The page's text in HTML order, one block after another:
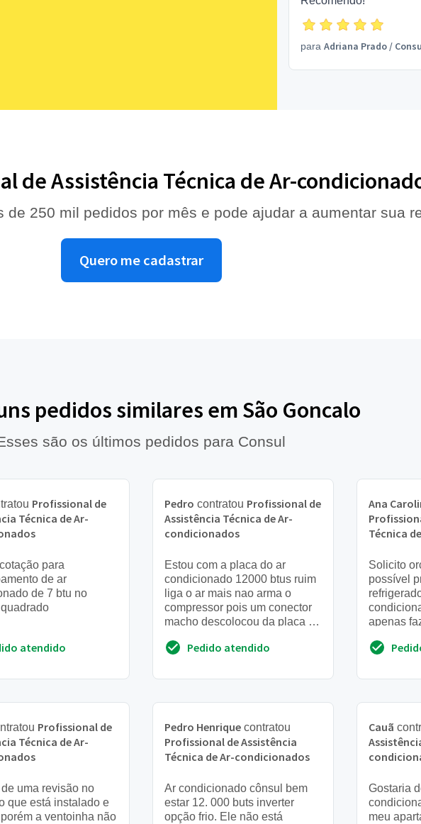
para Adriana Prado/
de Assistência Técnica de Ar-
de 250 mil pedidos por mês e pode ajudar a aumentar sua
Quero me cadastrar
pedidos similares em São Goncalo
são os últimos pedidos para Consul
Profissional de
Técnica de Ar-
para
de ar
de 7 btu no
atendido
Pedro contratou Profissional de
Assistência Técnica de Ar-
condicionados
Estou com a placa do ar
condicionado 12000 btus ruim
liga o ar mais nao arma o
compressor pois um conector
macho descolocou da placa ai
conseguiu gostaria de ...
Pedido atendido
Ana
Técnica
Solicito
possível
apenas
Profissional de
Técnica de Ar-
uma revisão no
que está instalado e
porém a ventoinha não
Pedro Henrique contratou
Profissional de Assistência
Técnica de Ar-condicionados
Ar condicionado cônsul bem
estar 12. 000 buts inverter
opção frio. Ele não está
Cauã
Gostaria
meu